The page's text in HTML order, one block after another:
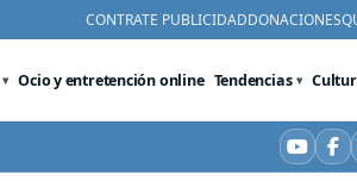
CONTRATE PUBLICIDADDONACIONES
Ocio y entretención online Tendencias